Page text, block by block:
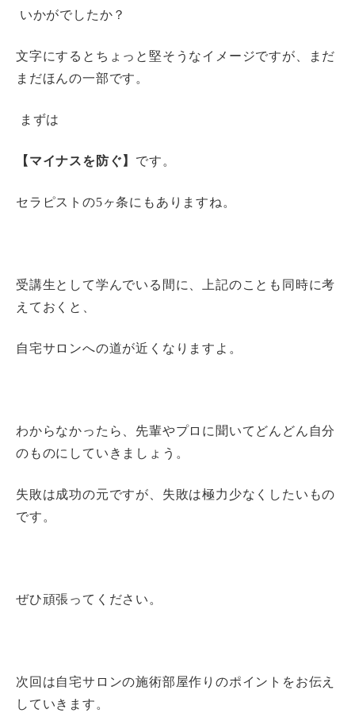
いかがでしたか？
文字にするとちょっと堅そうなイメージですが、まだ
まだほんの一部です。
まずは
【マイナスを防ぐ】 です。
セラピストの5ヶ条にもありますね。
受講生として学んでいる間に、上記のことも同時に考
えておくと、
自宅サロンへの道が近くなりますよ。
わからなかったら、先輩やプロに聞いてどんどん自分
のものにしていきましょう。
失敗は成功の元ですが、失敗は極力少なくしたいもの
です。
ぜひ頑張ってください。
次回は自宅サロンの施術部屋作りのポイントをお伝え
していきます。